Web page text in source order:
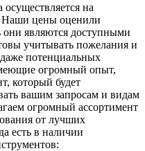
на
Наши цены оценили
они являются доступными
учитывать пожелания и
потенциальных
огромный опыт,
который будет
вашим запросам и видам
огромный ассортимент
от лучших
есть в наличии